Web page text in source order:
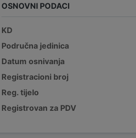
OSNOVNI PODACI
KD
Područna jedinica
Datum osnivanja
Registracioni broj
Reg. tijelo
Registrovan za PDV